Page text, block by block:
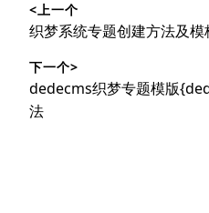
章
导
航
<上一个
上
文
章：
织梦系统专题创建方法及模
下一个>
下
篇
dedecms织梦专题模版
法